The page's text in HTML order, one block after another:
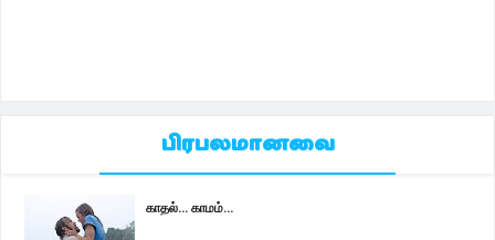
பிரபலமானவை
காதல்... காமம்...